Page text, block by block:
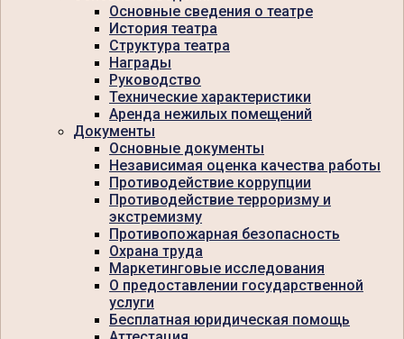
Основные сведения о театре
История театра
Структура театра
Награды
Руководство
Технические характеристики
Аренда нежилых помещений
Документы
Основные документы
Независимая оценка качества работы
Противодействие коррупции
Противодействие терроризму и
экстремизму
Противопожарная безопасность
Охрана труда
Маркетинговые исследования
О предоставлении государственной
услуги
Бесплатная юридическая помощь